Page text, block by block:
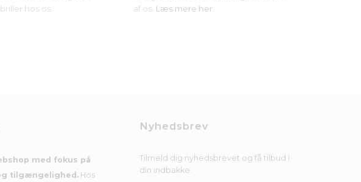
hos os.
af os. Læs mere her.
med fokus på
tilgængelighed. Hos
Nyhedsbrev
Tilmeld dig nyhedsbrevet og få tilbud i
din indbakke.